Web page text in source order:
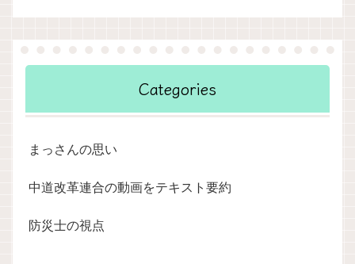
Categories
まっさんの思い
中道改革連合の動画をテキスト要約
防災士の視点